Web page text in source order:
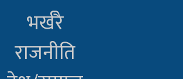
भर्खरै
राजनीति